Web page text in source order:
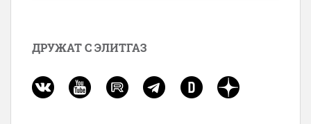
ДРУЖАТ С ЭЛИТГАЗ